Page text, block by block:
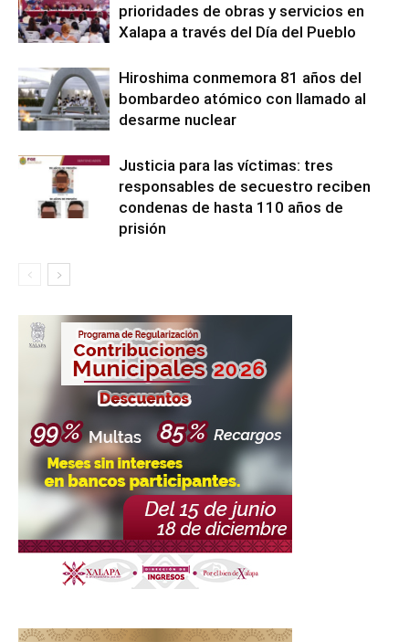
prioridades de obras y servicios en
Xalapa a través del Día del Pueblo
Hiroshima conmemora 81 años del
bombardeo atómico con llamado al
desarme nuclear
Justicia para las víctimas: tres
responsables de secuestro reciben
condenas de hasta 110 años de
prisión